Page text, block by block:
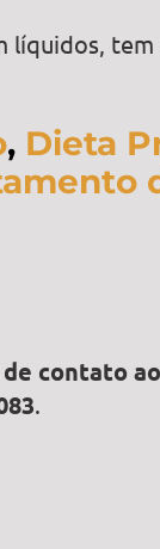
líquidos,
, Dieta
contato
.